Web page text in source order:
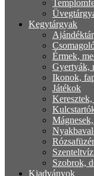
Kegytárgyak
Érmek,
Gyertyák,
Ikonok,
Játékok
Szobrok,
Kiadványok